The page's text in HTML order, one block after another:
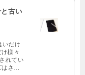
古い
いだけ
様々
れてい
さら